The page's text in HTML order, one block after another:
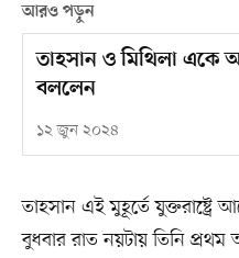
আরও পড়ুন
তাহসান ও মিথিলা একে
বললেন
১২ জুন ২০২৪
তাহসান এই মুহূর্তে
বুধবার রাত নয়টায় তিনি